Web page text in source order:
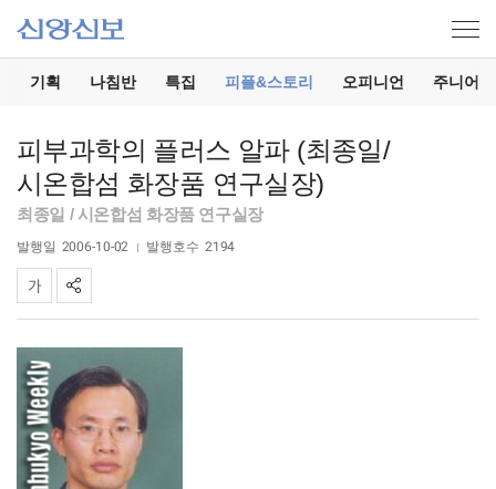
기획 나침반 특집 피플&스토리 오피니언 주니어
피부과학의 플러스 알파 (최종일/
시온합섬 화장품 연구실장)
최종일 / 시온합섬 화장품 연구실장
발행일 2006-10-02 발행호수 2194